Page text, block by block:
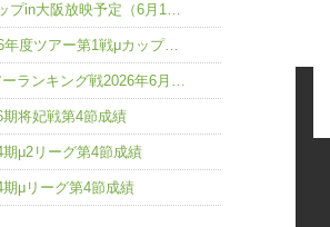
プin大阪放映予定（6月1…
年度ツアー第1戦μカップ…
ーランキング戦2026年6月…
期将妃戦第4節成績
期μ2リーグ第4節成績
期μリーグ第4節成績